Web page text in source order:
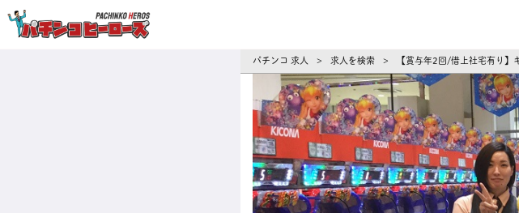
パチンコ 求人 > 求人を検索 > 【賞与年2回/借上社宅有り